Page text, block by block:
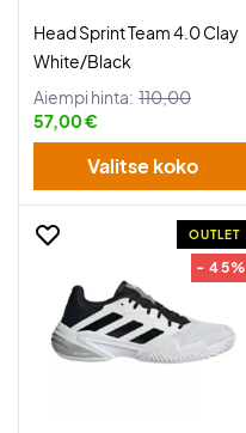
Head Sprint Team 4.0 Clay
White/Black
Aiempi hinta: 110,00
57,00 €
Valitse koko
OUTLET
- 45%